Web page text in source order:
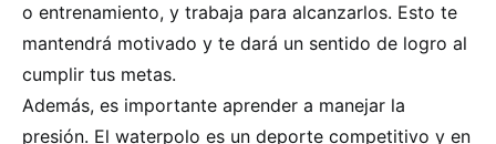
o entrenamiento, y trabaja para alcanzarlos. Esto te
mantendrá motivado y te dará un sentido de logro al
cumplir tus metas.
Además, es importante aprender a manejar la
presión. El waterpolo es un deporte competitivo y en